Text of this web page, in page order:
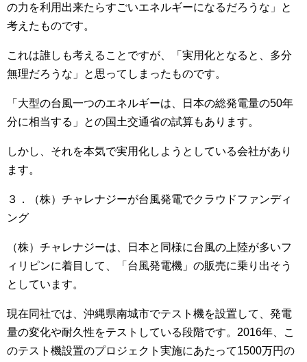
の力を利用出来たらすごいエネルギーになるだろうな」と
考えたものです。
これは誰しも考えることですが、「実用化となると、多分
無理だろうな」と思ってしまったものです。
「大型の台風一つのエネルギーは、日本の総発電量の50年
分に相当する」との国土交通省の試算もあります。
しかし、それを本気で実用化しようとしている会社があり
ます。
３．（株）チャレナジーが台風発電でクラウドファンディ
ング
（株）チャレナジーは、日本と同様に台風の上陸が多いフ
ィリピンに着目して、「台風発電機」の販売に乗り出そう
としています。
現在同社では、沖縄県南城市でテスト機を設置して、発電
量の変化や耐久性をテストしている段階です。2016年、こ
のテスト機設置のプロジェクト実施にあたって1500万円の